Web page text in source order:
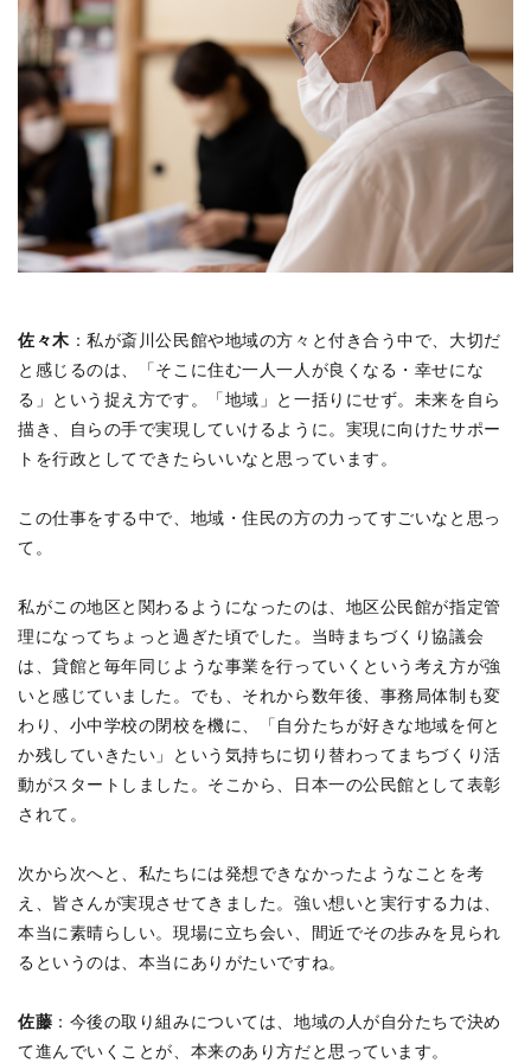
佐々木 ：私が斎川公民館や地域の方々と付き合う中で、大切だ
と感じるのは、「そこに住む一人一人が良くなる・幸せにな
る」という捉え方です。「地域」と一括りにせず。未来を自ら
描き、自らの手で実現していけるように。実現に向けたサポー
トを行政としてできたらいいなと思っています。
この仕事をする中で、地域・住民の方の力ってすごいなと思っ
て。
私がこの地区と関わるようになったのは、地区公民館が指定管
理になってちょっと過ぎた頃でした。当時まちづくり協議会
は、貸館と毎年同じような事業を行っていくという考え方が強
いと感じていました。でも、それから数年後、事務局体制も変
わり、小中学校の閉校を機に、「自分たちが好きな地域を何と
か残していきたい」という気持ちに切り替わってまちづくり活
動がスタートしました。そこから、日本一の公民館として表彰
されて。
次から次へと、私たちには発想できなかったようなことを考
え、皆さんが実現させてきました。強い想いと実行する力は、
本当に素晴らしい。現場に立ち会い、間近でその歩みを見られ
るというのは、本当にありがたいですね。
佐藤 ：今後の取り組みについては、地域の人が自分たちで決め
て進んでいくことが、本来のあり方だと思っています。